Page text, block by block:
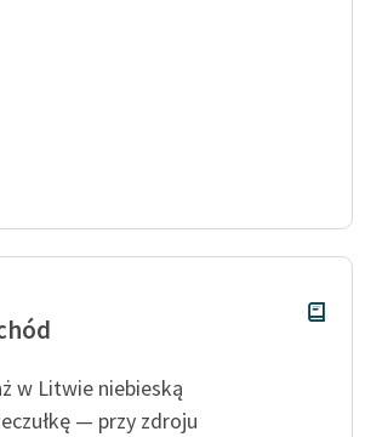
w Litwie niebieską
— przy zdroju